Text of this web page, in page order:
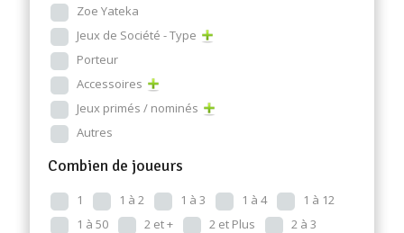
Zoe Yateka
Jeux de Société - Type
Porteur
Accessoires
Jeux primés / nominés
Autres
Combien de joueurs
1 1 à 2 1 à 3 1 à 4
1 à 12
1 à 50
2 et + 2 et Plus
2 à 3